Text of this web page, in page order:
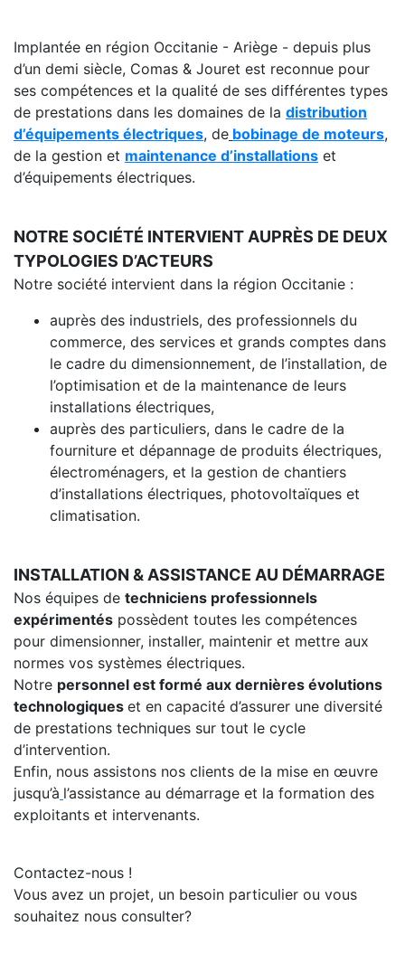
Implantée en région Occitanie - Ariège - depuis plus
d’un demi siècle, Comas & Jouret est reconnue pour
ses compétences et la qualité de ses différentes types
de prestations dans les domaines de la distribution
d’équipements électriques, de bobinage de moteurs,
de la gestion et maintenance d’installations et
d’équipements électriques.
NOTRE SOCIÉTÉ INTERVIENT AUPRÈS DE DEUX
TYPOLOGIES D’ACTEURS
Notre société intervient dans la région Occitanie :
auprès des industriels, des professionnels du
commerce, des services et grands comptes dans
le cadre du dimensionnement, de l’installation, de
l’optimisation et de la maintenance de leurs
installations électriques,
auprès des particuliers, dans le cadre de la
fourniture et dépannage de produits électriques,
électroménagers, et la gestion de chantiers
d’installations électriques, photovoltaïques et
climatisation.
INSTALLATION & ASSISTANCE AU DÉMARRAGE
Nos équipes de techniciens professionnels
expérimentés possèdent toutes les compétences
pour dimensionner, installer, maintenir et mettre aux
normes vos systèmes électriques.
Notre personnel est formé aux dernières évolutions
technologiques et en capacité d’assurer une diversité
de prestations techniques sur tout le cycle
d’intervention.
Enfin, nous assistons nos clients de la mise en œuvre
jusqu’à l’assistance au démarrage et la formation des
exploitants et intervenants.
Contactez-nous !
Vous avez un projet, un besoin particulier ou vous
souhaitez nous consulter?